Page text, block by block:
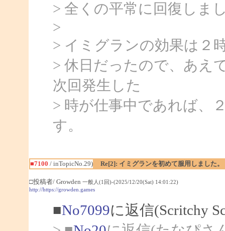
> 全くの平常に回復しま
>
> イミグランの効果は２
> 休日だったので、あえ
次回発生した
> 時が仕事中であれば、
す。
■7100 / inTopicNo.29) Re[2]: イミグランを初めて服用しました。
□投稿者/ Growden 一般人(1回)-(2025/12/20(Sat) 14:01:22)
http://https://growden.games
■No7099に返信(Scritchy